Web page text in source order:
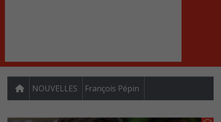
NOUVELLES François Pépin